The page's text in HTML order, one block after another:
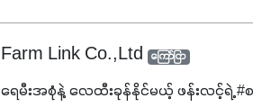
Farm Link Co.,Ltd ကြော်ငြာ
ရေမီးအစုံနဲ့ လေထီးခုန်နိုင်မယ့် ဖန်းလင့်ရဲ့ #